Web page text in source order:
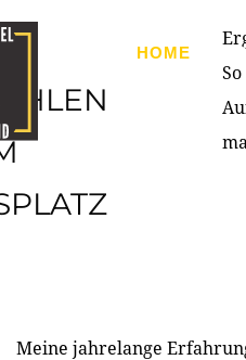
HOME
Meine jahrelange